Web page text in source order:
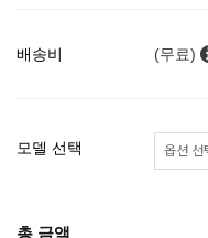
배송비 (무료)
모델 선택
총 금액